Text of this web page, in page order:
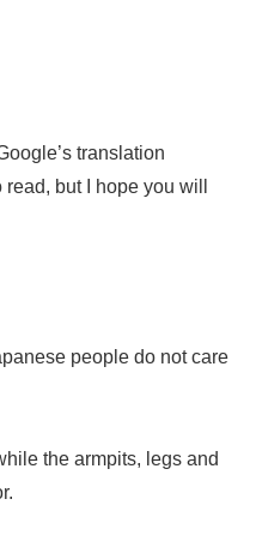
translation
but I hope you will
people do not care
the armpits, legs and